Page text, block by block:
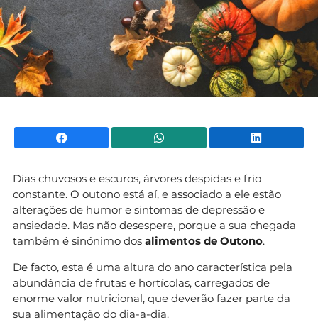
Facebook WhatsApp
Dias chuvosos e escuros, árvores despidas e frio
constante. O outono está aí, e associado a ele estão
alterações de humor e sintomas de depressão e
ansiedade. Mas não desespere, porque a sua chegada
também é sinónimo dos alimentos de Outono.
De facto, esta é uma altura do ano característica pela
abundância de frutas e hortícolas, carregados de
enorme valor nutricional, que deverão fazer parte da
sua alimentação do dia-a-dia.